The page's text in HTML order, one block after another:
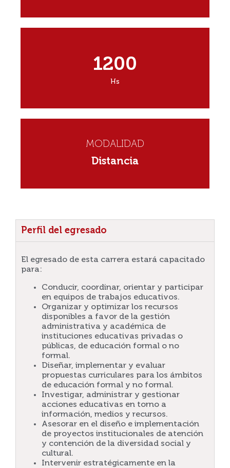
1200
Hs
MODALIDAD
Distancia
Perfil del egresado
El egresado de esta carrera estará capacitado
para:
Conducir, coordinar, orientar y participar
en equipos de trabajos educativos.
Organizar y optimizar los recursos
disponibles a favor de la gestión
administrativa y académica de
instituciones educativas privadas o
públicas, de educación formal o no
formal.
Diseñar, implementar y evaluar
propuestas curriculares para los ámbitos
de educación formal y no formal.
Investigar, administrar y gestionar
acciones educativas en torno a
información, medios y recursos.
Asesorar en el diseño e implementación
de proyectos institucionales de atención
y contención de la diversidad social y
cultural.
Intervenir estratégicamente en la